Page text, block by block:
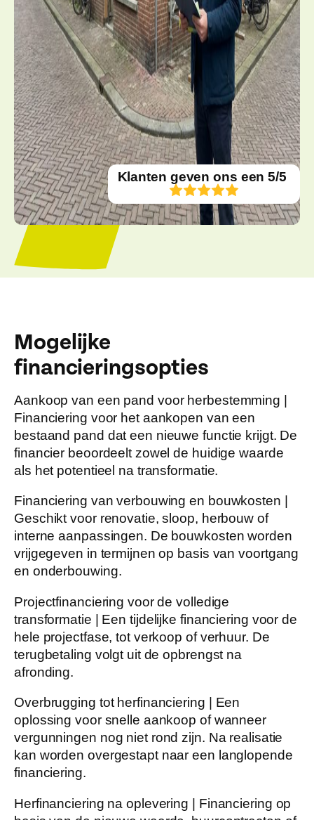
Klanten geven ons een 5/5
Mogelijke
financieringsopties
Aankoop van een pand voor herbestemming |
Financiering voor het aankopen van een
bestaand pand dat een nieuwe functie krijgt. De
financier beoordeelt zowel de huidige waarde
als het potentieel na transformatie.
Financiering van verbouwing en bouwkosten |
Geschikt voor renovatie, sloop, herbouw of
interne aanpassingen. De bouwkosten worden
vrijgegeven in termijnen op basis van voortgang
en onderbouwing.
Projectfinanciering voor de volledige
transformatie | Een tijdelijke financiering voor de
hele projectfase, tot verkoop of verhuur. De
terugbetaling volgt uit de opbrengst na
afronding.
Overbrugging tot herfinanciering | Een
oplossing voor snelle aankoop of wanneer
vergunningen nog niet rond zijn. Na realisatie
kan worden overgestapt naar een langlopende
financiering.
Herfinanciering na oplevering | Financiering op